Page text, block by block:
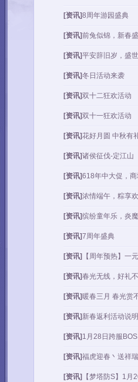
[资讯]8周年游园盛典
[资讯]前兔似锦，新春
[资讯]平安辞旧岁，盛
[资讯]冬日活动来袭
[资讯]双十二狂欢活动
[资讯]双十一狂欢活动
[资讯]花好月圆 中秋有
[资讯]诸侯征伐-定江山
[资讯]618年中大促，
[资讯]浓情端午，粽享
[资讯]缤纷童年乐，炎
[资讯]7周年盛典
[资讯] 【周年预热】一
[资讯]春光无线，好礼
[资讯] 暖春三月 春光赏
[资讯] 新春返利活动说明
[资讯] 1月28日跨服
[资讯]福虎迎春丶送祥瑞
[资讯] 【梦塔防S】1月